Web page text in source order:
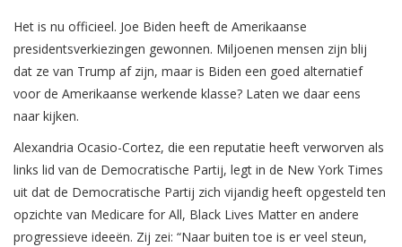
Het is nu officieel. Joe Biden heeft de Amerikaanse
presidentsverkiezingen gewonnen. Miljoenen mensen zijn blij
dat ze van Trump af zijn, maar is Biden een goed alternatief
voor de Amerikaanse werkende klasse? Laten we daar eens
naar kijken.
Alexandria Ocasio-Cortez, die een reputatie heeft verworven als
links lid van de Democratische Partij, legt in de New York Times
uit dat de Democratische Partij zich vijandig heeft opgesteld ten
opzichte van Medicare for All, Black Lives Matter en andere
progressieve ideeën. Zij zei: “Naar buiten toe is er veel steun,